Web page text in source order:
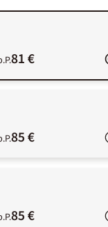
81 €
85 €
85 €